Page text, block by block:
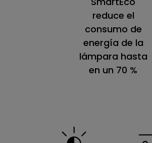
reduce el
consumo de
energía de la
lámpara hasta
en un 70 %